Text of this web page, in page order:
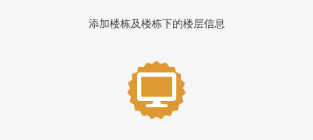
添加楼栋及楼栋下的楼层信息